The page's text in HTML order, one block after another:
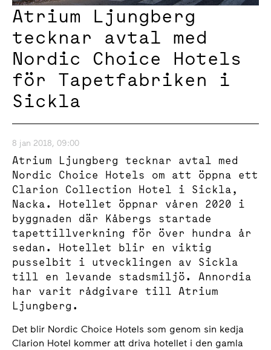
Atrium Ljungberg
tecknar avtal med
Nordic Choice Hotels
för Tapetfabriken i
Sickla
8 jan 2018, 09:00
Atrium Ljungberg tecknar avtal med
Nordic Choice Hotels om att öppna ett
Clarion Collection Hotel i Sickla,
Nacka. Hotellet öppnar våren 2020 i
byggnaden där Kåbergs startade
tapettillverkning för över hundra år
sedan. Hotellet blir en viktig
pusselbit i utvecklingen av Sickla
till en levande stadsmiljö. Annordia
har varit rådgivare till Atrium
Ljungberg.
Det blir Nordic Choice Hotels som genom sin kedja
Clarion Hotel kommer att driva hotellet i den gamla